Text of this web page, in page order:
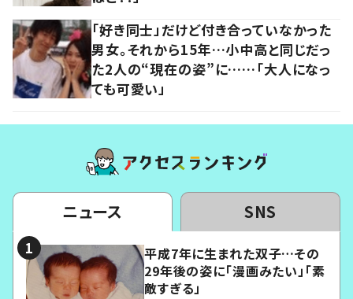
「好き同士」だけど付き合っていなかった
男女。それから15年…小中高と同じだっ
た2人の“現在の姿”に……「大人になっ
ても可愛い」
ニュース SNS
平成7年に生まれた双子…その
29年後の姿に「漫画みたい」「素
敵すぎる」